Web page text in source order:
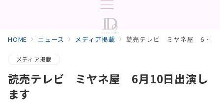
HOME ニュース メディア掲載 読売テレビ ミヤネ屋 6月10日出演します
メディア掲載
読売テレビ ミヤネ屋 6月10日出演し
ます